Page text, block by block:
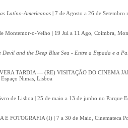
Latino-Americanas | 7 de Agosto a 26 de Setembro
Montemor-o-Velho | 19 Jul a 11 Ago, Coimbra,
Devil and the Deep Blue Sea - Entre a Espada e a
TARDIA — (RE) VISITAÇÃO DO CINEMA
Nimas, Lisboa
de Lisboa | 25 de maio a 13 de junho no Parque
E FOTOGRAFIA (I) | 7 a 30 de Maio, Cinemateca